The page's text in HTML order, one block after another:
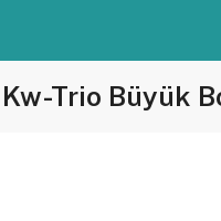
Kw-Trio Büyük